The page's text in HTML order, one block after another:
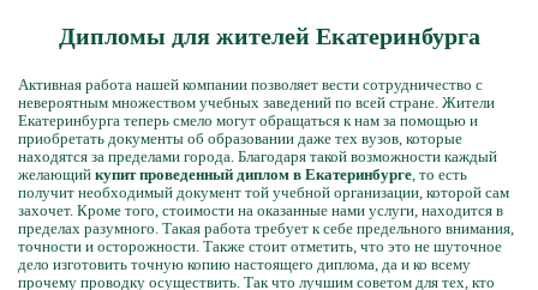
Дипломы для жителей Екатеринбурга
Активная работа нашей компании позволяет вести сотрудничество с
невероятным множеством учебных заведений по всей стране. Жители
Екатеринбурга теперь смело могут обращаться к нам за помощью и
приобретать документы об образовании даже тех вузов, которые
находятся за пределами города. Благодаря такой возможности каждый
желающий купит проведенный диплом в Екатеринбурге, то есть
получит необходимый документ той учебной организации, которой сам
захочет. Кроме того, стоимости на оказанные нами услуги, находится в
пределах разумного. Такая работа требует к себе предельного внимания,
точности и осторожности. Также стоит отметить, что это не шуточное
дело изготовить точную копию настоящего диплома, да и ко всему
прочему проводку осуществить. Так что лучшим советом для тех, кто